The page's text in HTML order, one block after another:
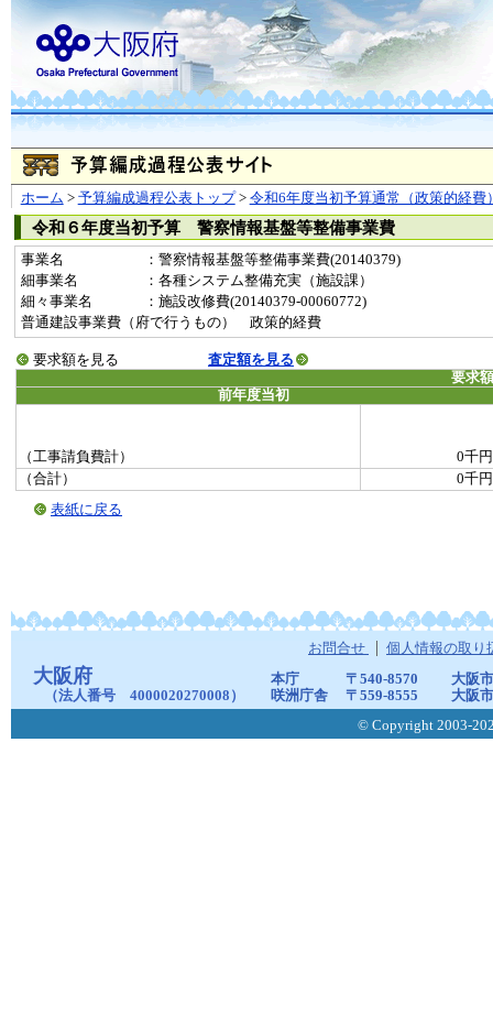
ホーム > 予算編成過程公表トップ> 令和6年度当初予算通常（政策的経費
令和６年度当初予算 警察情報基盤等整備事業費
事業名
：警察情報基盤等整備事業費(20140379)
細事業名
：各種システム整備充実（施設課）
細々事業名
：施設改修費(20140379-00060772)
普通建設事業費（府で行うもの） 政策的経費
要求額を見る
査定額を見る
要求
前年度当初
（工事請負費計）
0千円
（合計）
0千円
表紙に戻る
お問合せ 個人情報の取り
大阪府
（法人番号 4000020270008）
本庁 〒540-8570
大阪
咲洲庁舎
〒559-8555
大阪
© Copyright 2003-